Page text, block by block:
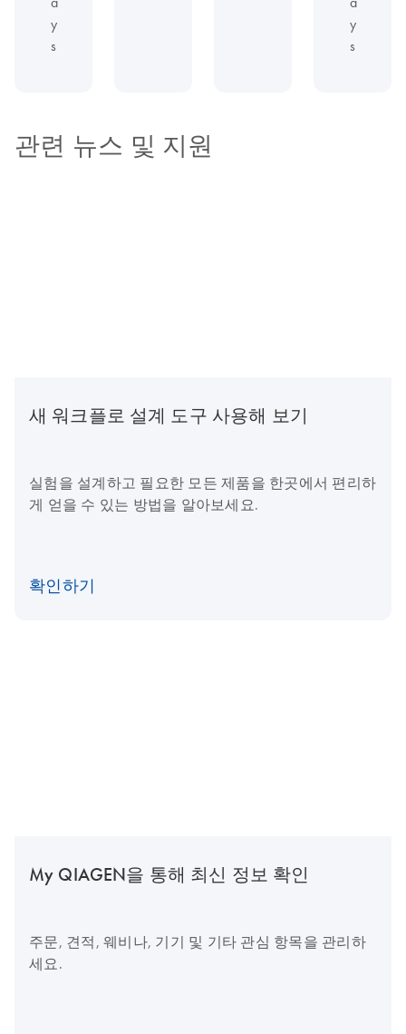
y
s
y
s
관련 뉴스 및 지원
새 워크플로 설계 도구 사용해 보기
실험을 설계하고 필요한 모든 제품을 한곳에서 편리하
게 얻을 수 있는 방법을 알아보세요.
확인하기
My QIAGEN을 통해 최신 정보 확인
주문, 견적, 웨비나, 기기 및 기타 관심 항목을 관리하
세요.